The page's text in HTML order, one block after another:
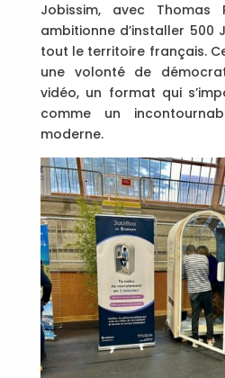
Jobissim, avec
ambitionne d’installer 500
tout le territoire français.
une volonté de
vidéo, un format qui
comme un
moderne.